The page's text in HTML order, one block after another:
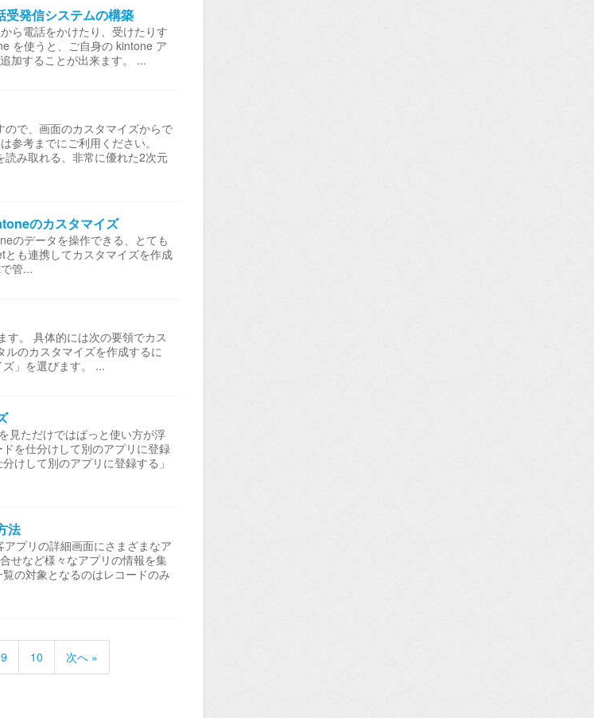
発信システムの構築
ら電話をかけたり、受けたりす
を使うと、ご自身の kintone ア
加することが出来ます。 ...
で、画面のカスタマイズからで
参考までにご利用ください。
み取れる、非常に優れた2次元
のカスタマイズ
のデータを操作できる、とても
も連携してカスタマイズを作成
管...
。 具体的には次の要領でカス
のカスタマイズを作成するに
」を選びます。 ...
見ただけではぱっと使い方が浮
を仕分けして別のアプリに登録
けして別のアプリに登録する」
法
プリの詳細画面にさまざまなア
せなど様々なアプリの情報を集
の対象となるのはレコードのみ
9 10 次へ »